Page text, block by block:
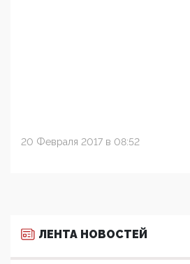
20 Февраля 2017 в 08:52
ЛЕНТА НОВОСТЕЙ